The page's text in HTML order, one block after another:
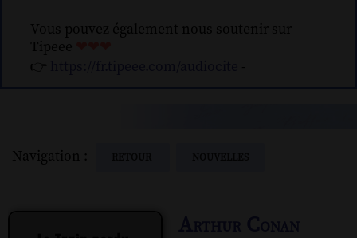
Vous pouvez également nous soutenir sur
Tipeee
👉
-
Navigation :